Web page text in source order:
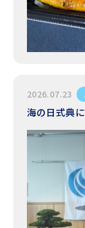
2026.07.23
海の日式典